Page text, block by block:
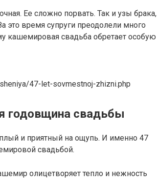
Ее сложно порвать. Так и узы брака,
это время супруги преодолели много
кашемировая свадьба обретает особую
47-let-sovmestnoj-zhizni.php
годовщина свадьбы
и приятный на ощупь. И именно 47
свадьбой.
олицетворяет тепло и нежность